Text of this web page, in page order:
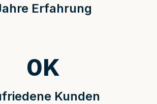
Erfahrung
Kunden
0K